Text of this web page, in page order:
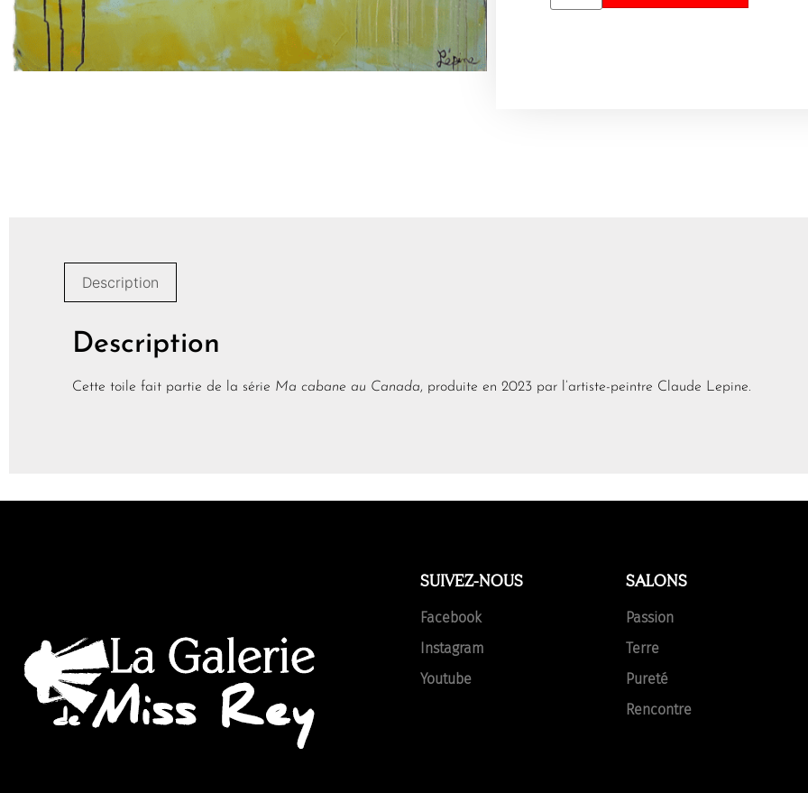
Description
Description
Cette toile fait partie de la série Ma cabane au Canada, produite en 2023 par l’artiste-peintre Claude Lepine.
SUIVEZ-NOUS
Facebook
Instagram
Youtube
SALONS
Passion
Terre
Pureté
Rencontre